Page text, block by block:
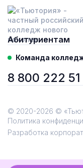
Абитуриентам
Команда
8 800 222 51
© 2020-2026 ©
Политика
Разработка